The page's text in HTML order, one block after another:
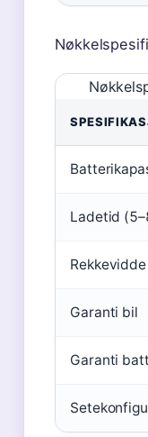
Ladetid
Garanti bil
Garanti